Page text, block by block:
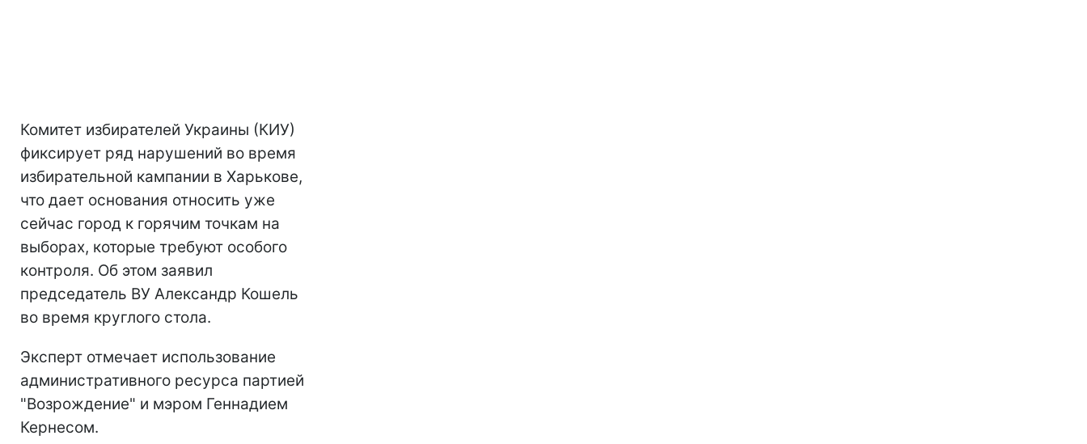
Комитет избирателей Украины (КИУ)
фиксирует ряд нарушений во время
избирательной кампании в Харькове,
что дает основания относить уже
сейчас город к горячим точкам на
выборах, которые требуют особого
контроля. Об этом заявил
председатель ВУ Александр Кошель
во время круглого стола.
Эксперт отмечает использование
административного ресурса партией
"Возрождение" и мэром Геннадием
Кернесом.